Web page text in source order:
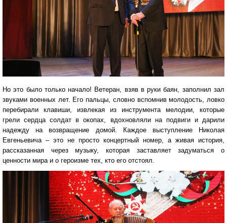
Но это было только начало! Ветеран, взяв в руки баян, заполнил зал
звуками военных лет. Его пальцы, словно вспомнив молодость, ловко
перебирали клавиши, извлекая из инструмента мелодии, которые
грели сердца солдат в окопах, вдохновляли на подвиги и дарили
надежду на возвращение домой. Каждое выступление Николая
Евгеньевича – это не просто концертный номер, а живая история,
рассказанная через музыку, которая заставляет задуматься о
ценности мира и о героизме тех, кто его отстоял.